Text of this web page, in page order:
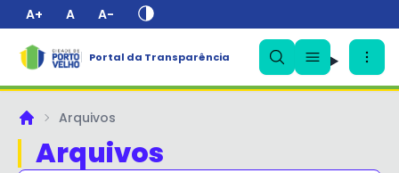
A+ A A-
Portal da Transparência
PrincipalArquivos
Arquivos
✕